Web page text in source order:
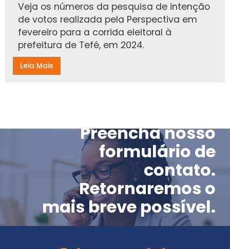
Veja os números da pesquisa de intenção
de votos realizada pela Perspectiva em
fevereiro para a corrida eleitoral à
prefeitura de Tefé, em 2024.
Leia Mais
Preencha nosso
formulário de
contato.
Retornaremos o
mais breve possível.